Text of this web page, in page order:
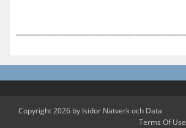
Copyright 2026 by Isidor Nätverk och Data
Terms Of Use